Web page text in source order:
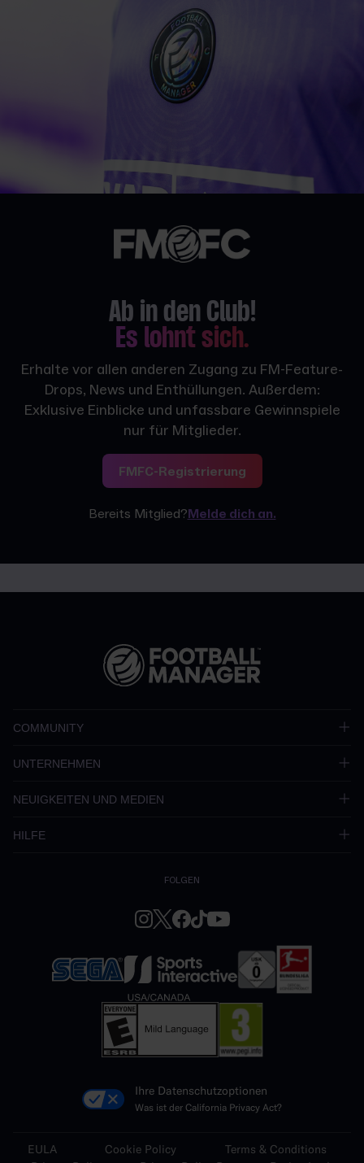
Ab in den Club!
Es lohnt sich.
Erhalte vor allen anderen Zugang zu FM-Feature-
Drops, News und Enthüllungen. Außerdem:
Exklusive Einblicke und unfassbare Gewinnspiele
nur für Mitglieder.
FMFC-Registrierung
Bereits Mitglied?Melde dich an.
COMMUNITY
UNTERNEHMEN
NEUIGKEITEN UND MEDIEN
HILFE
FOLGEN
Ihre Datenschutzoptionen
Was ist der California Privacy Act?
EULA Cookie Policy
Terms & Conditions